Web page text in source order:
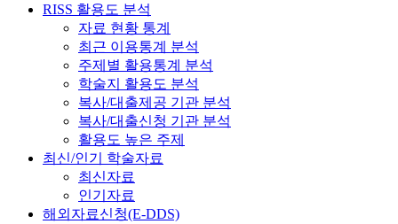
RISS 활용도 분석
자료 현황 통계
최근 이용통계 분석
주제별 활용통계 분석
학술지 활용도 분석
복사/대출제공 기관 분석
복사/대출신청 기관 분석
활용도 높은 주제
최신/인기 학술자료
최신자료
인기자료
해외자료신청(E-DDS)